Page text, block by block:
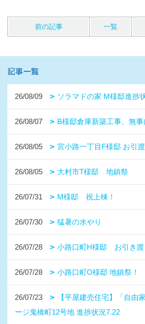
前の記事 一覧
記事一覧
26/08/09 ソラマドの家 M様邸進捗
26/08/07 B様邸倉庫新築工事、無事
26/08/05 宮小路一丁目F様邸 お引
26/08/05 大村市T様邸 地鎮祭
26/07/31 M様邸 祝上棟！
26/07/30 猛暑の水やり
26/07/28 小路口町H様邸 お引き渡
26/07/28 小路口町O様邸 地鎮祭！
26/07/23
【平屋建売住宅】「自由
ージ鬼橋町12号地 進捗状況7.22